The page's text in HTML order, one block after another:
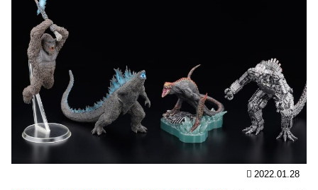
2022.01.28